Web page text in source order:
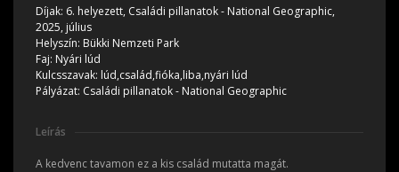
Díjak: 6. helyezett, Családi pillanatok - National Geographic,
2025, július
Helyszín: Bükki Nemzeti Park
Faj: Nyári lúd
Kulcsszavak: lúd,család,fióka,liba,nyári lúd
Pályázat: Családi pillanatok - National Geographic
Leírás
A kedvenc tavamon ez a kis család mutatta magát.